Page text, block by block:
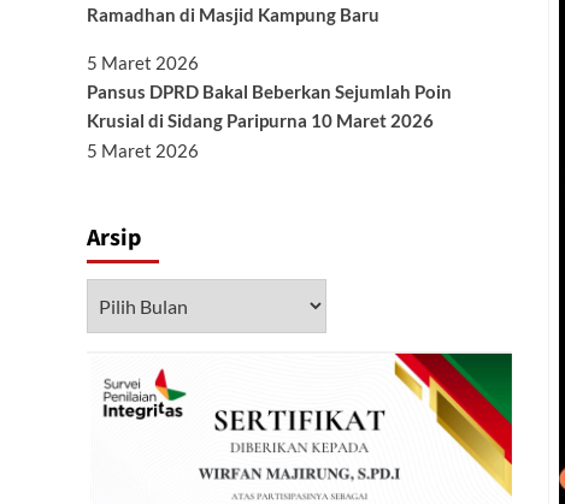
Ramadhan di Masjid Kampung Baru
5 Maret 2026
Pansus DPRD Bakal Beberkan Sejumlah Poin
Krusial di Sidang Paripurna 10 Maret 2026
5 Maret 2026
Arsip